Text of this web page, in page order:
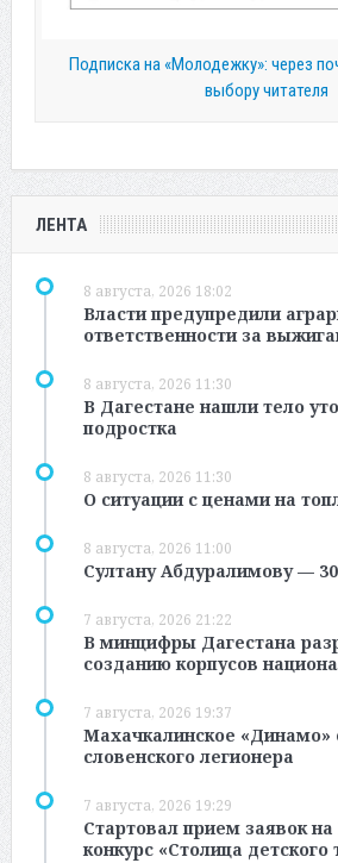
Подписка на «Молодежку»: через
выбору читателя
ЛЕНТА
8 августа, 2026 18:02
Власти предупредили
ответственности за
8 августа, 2026 11:30
В Дагестане нашли тело
подростка
8 августа, 2026 11:30
О ситуации с ценами на
8 августа, 2026 11:00
Султану Абдуралимову — 30
7 августа, 2026 21:22
В минцифры Дагестана
созданию корпусов
7 августа, 2026 19:37
Махачкалинское «Динамо»
словенского легионера
7 августа, 2026 19:29
Стартовал прием заявок
конкурс «Столица детского